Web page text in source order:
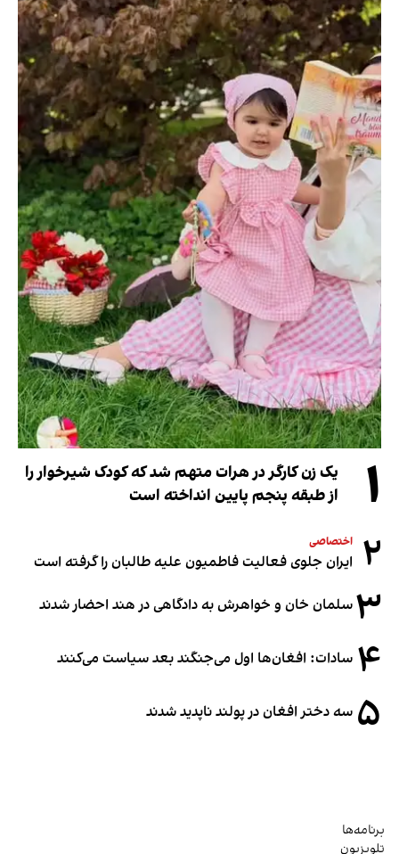
۱
یک زن کارگر در هرات متهم شد که کودک شیرخوار را
از طبقه پنجم پایین انداخته است
۲ اختصاصی
ایران جلوی فعالیت فاطمیون علیه طالبان را گرفته است
۳سلمان خان و خواهرش به دادگاهی در هند احضار شدند
۴ سادات: افغان‌ها اول می‌جنگند بعد سیاست می‌کنند
۵ سه دختر افغان در پولند ناپدید شدند
برنامه‌ها
تلویزیون